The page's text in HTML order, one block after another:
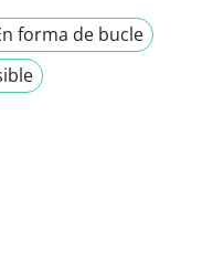
forma de bucle